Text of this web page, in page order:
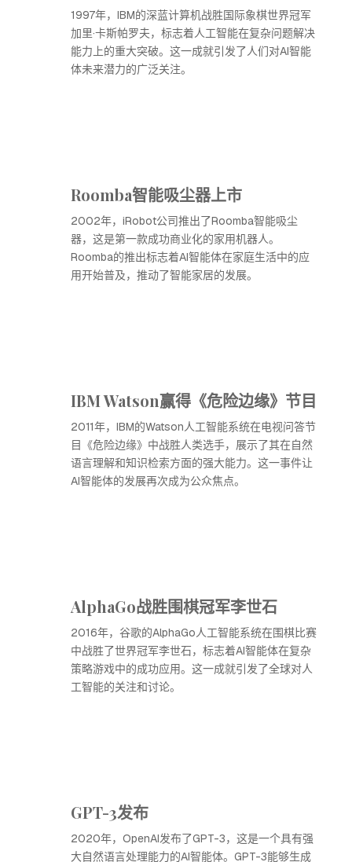
1997年，IBM的深蓝计算机战胜国际象棋世界冠军
加里·卡斯帕罗夫，标志着人工智能在复杂问题解决
能力上的重大突破。这一成就引发了人们对AI智能
体未来潜力的广泛关注。
Roomba智能吸尘器上市
2002年，iRobot公司推出了Roomba智能吸尘
器，这是第一款成功商业化的家用机器人。
Roomba的推出标志着AI智能体在家庭生活中的应
用开始普及，推动了智能家居的发展。
IBM Watson赢得《危险边缘》节目
2011年，IBM的Watson人工智能系统在电视问答节
目《危险边缘》中战胜人类选手，展示了其在自然
语言理解和知识检索方面的强大能力。这一事件让
AI智能体的发展再次成为公众焦点。
AlphaGo战胜围棋冠军李世石
2016年，谷歌的AlphaGo人工智能系统在围棋比赛
中战胜了世界冠军李世石，标志着AI智能体在复杂
策略游戏中的成功应用。这一成就引发了全球对人
工智能的关注和讨论。
GPT-3发布
2020年，OpenAI发布了GPT-3，这是一个具有强
大自然语言处理能力的AI智能体。GPT-3能够生成